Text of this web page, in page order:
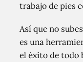
trabajo de pies
Así que no
es una
el éxito de todo